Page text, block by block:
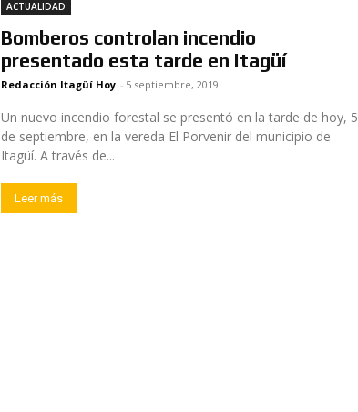
ACTUALIDAD
Bomberos controlan incendio
presentado esta tarde en Itagüí
Redacción Itagüí Hoy - 5 septiembre, 2019
Un nuevo incendio forestal se presentó en la tarde de hoy, 5
de septiembre, en la vereda El Porvenir del municipio de
Itagüí. A través de...
Leer más